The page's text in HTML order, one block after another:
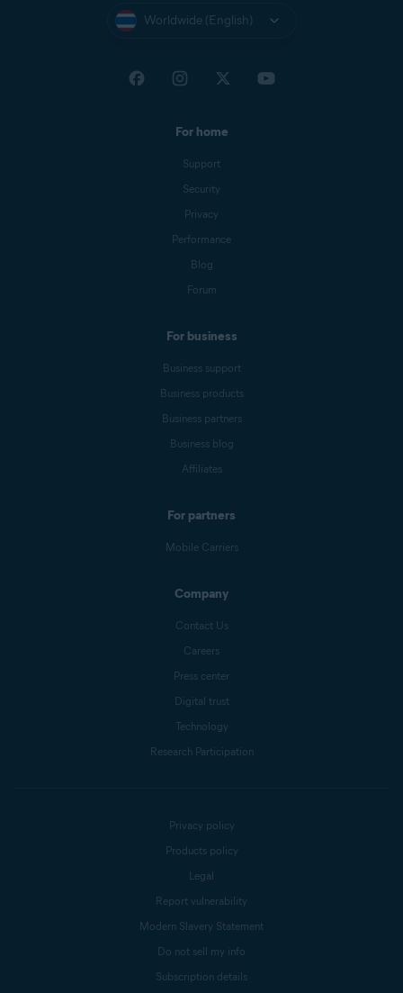
Worldwide (English)
For home
Support
Security
Privacy
Performance
Blog
Forum
For business
Business support
Business products
Business partners
Business blog
Affiliates
For partners
Mobile Carriers
Company
Contact Us
Careers
Press center
Digital trust
Technology
Research Participation
Privacy policy
Products policy
Legal
Report vulnerability
Modern Slavery Statement
Do not sell my info
Subscription details